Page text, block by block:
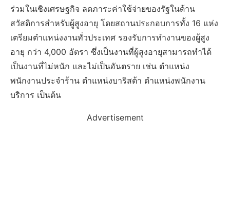
ร่วมในเชิงเศรษฐกิจ ลดภาระค่าใช้จ่ายของรัฐในด้าน
สวัสดิการสำหรับผู้สูงอายุ โดยสถานประกอบการทั้ง 16 แห่ง
เตรียมตำแหน่งงานทั่วประเทศ รองรับการทำงานของผู้สูง
อายุ กว่า 4,000 อัตรา ซึ่งเป็นงานที่ผู้สูงอายุสามารถทำได้
เป็นงานที่ไม่หนัก และไม่เป็นอันตราย เช่น ตำแหน่ง
พนักงานประจำร้าน ตำแหน่งบาริสต้า ตำแหน่งพนักงาน
บริการ เป็นต้น
Advertisement